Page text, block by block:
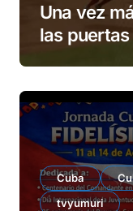
Una vez
las puertas
Cuba
tvyumuri